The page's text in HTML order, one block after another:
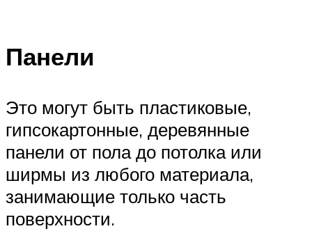
Панели
Это могут быть пластиковые,
гипсокартонные, деревянные
панели от пола до потолка или
ширмы из любого материала,
занимающие только часть
поверхности.